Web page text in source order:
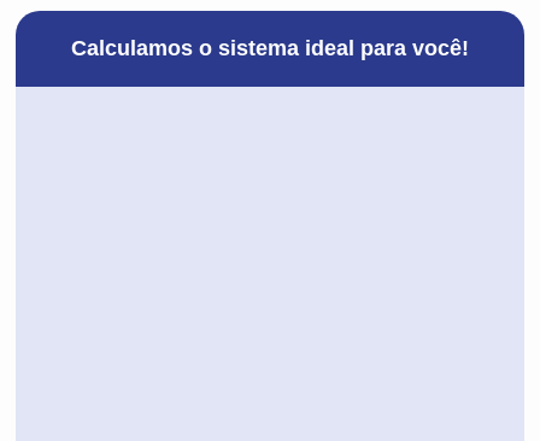
Calculamos o sistema ideal para você!